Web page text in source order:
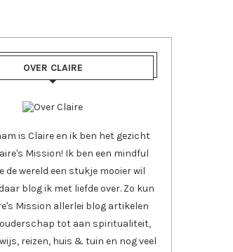
OVER CLAIRE
is Claire en ik ben het gezicht
Mission! Ik ben een mindful
de wereld een stukje mooier wil
blog ik met liefde over. Zo kun
Mission allerlei blog artikelen
tot aan spiritualiteit,
reizen, huis & tuin en nog veel